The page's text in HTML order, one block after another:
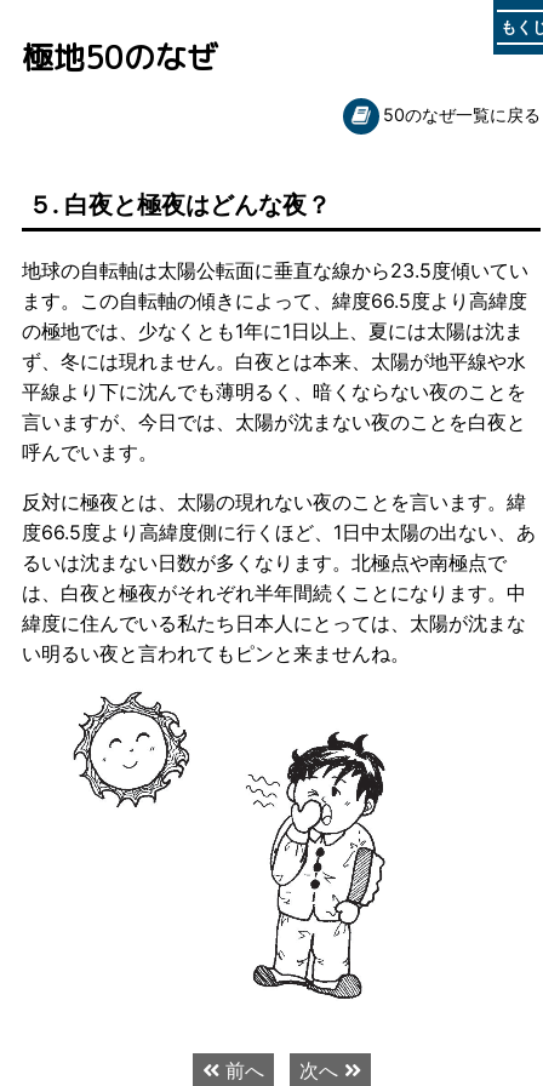
もく
極地50のなぜ
50のなぜ一覧に戻る
５. 白夜と極夜はどんな夜？
地球の自転軸は太陽公転面に垂直な線から23.5度傾いてい
ます。この自転軸の傾きによって、緯度66.5度より高緯度
の極地では、少なくとも1年に1日以上、夏には太陽は沈ま
ず、冬には現れません。白夜とは本来、太陽が地平線や水
平線より下に沈んでも薄明るく、暗くならない夜のことを
言いますが、今日では、太陽が沈まない夜のことを白夜と
呼んでいます。
反対に極夜とは、太陽の現れない夜のことを言います。緯
度66.5度より高緯度側に行くほど、1日中太陽の出ない、あ
るいは沈まない日数が多くなります。北極点や南極点で
は、白夜と極夜がそれぞれ半年間続くことになります。中
緯度に住んでいる私たち日本人にとっては、太陽が沈まな
い明るい夜と言われてもピンと来ませんね。
前へ 次へ